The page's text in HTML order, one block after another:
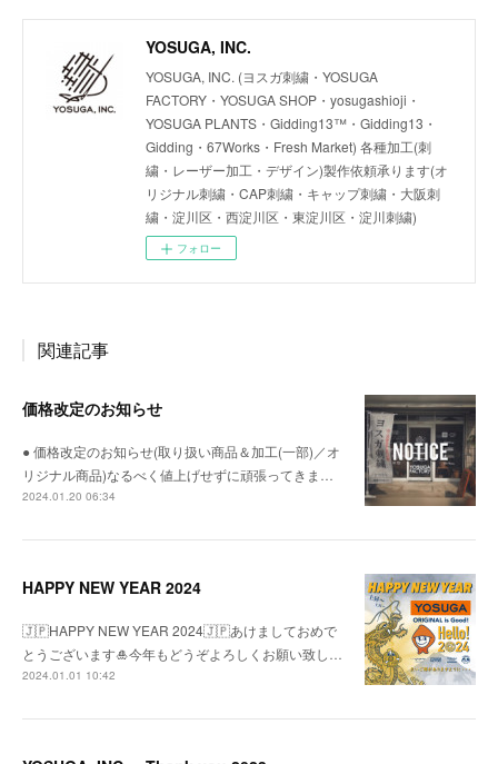
YOSUGA, INC.
YOSUGA, INC. (ヨスガ刺繍・YOSUGA
FACTORY・YOSUGA SHOP・yosugashioji・
YOSUGA PLANTS・Gidding13™・Gidding13・
Gidding・67Works・Fresh Market) 各種加工(刺
繍・レーザー加工・デザイン)製作依頼承ります(オ
リジナル刺繍・CAP刺繍・キャップ刺繍・大阪刺
繍・淀川区・西淀川区・東淀川区・淀川刺繍)
フォロー
関連記事
価格改定のお知らせ
● 価格改定のお知らせ(取り扱い商品＆加工(一部)／オ
リジナル商品)なるべく値上げせずに頑張ってきま…
2024.01.20 06:34
HAPPY NEW YEAR 2024
🇯🇵HAPPY NEW YEAR 2024🇯🇵あけましておめで
とうございます🎍今年もどうぞよろしくお願い致し…
2024.01.01 10:42